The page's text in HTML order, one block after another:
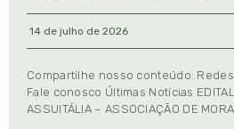
14 de julho de 2026
Compartilhe nosso conteúdo: Redes
Fale conosco Últimas Notícias EDITAL
ASSUITÁLIA – ASSOCIAÇÃO DE